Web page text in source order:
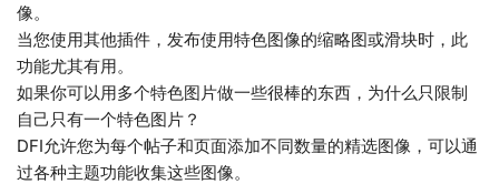
像。
当您使用其他插件，发布使用特色图像的缩略图或滑块时，此
功能尤其有用。
如果你可以用多个特色图片做一些很棒的东西，为什么只限制
自己只有一个特色图片？
DFI允许您为每个帖子和页面添加不同数量的精选图像，可以通
过各种主题功能收集这些图像。